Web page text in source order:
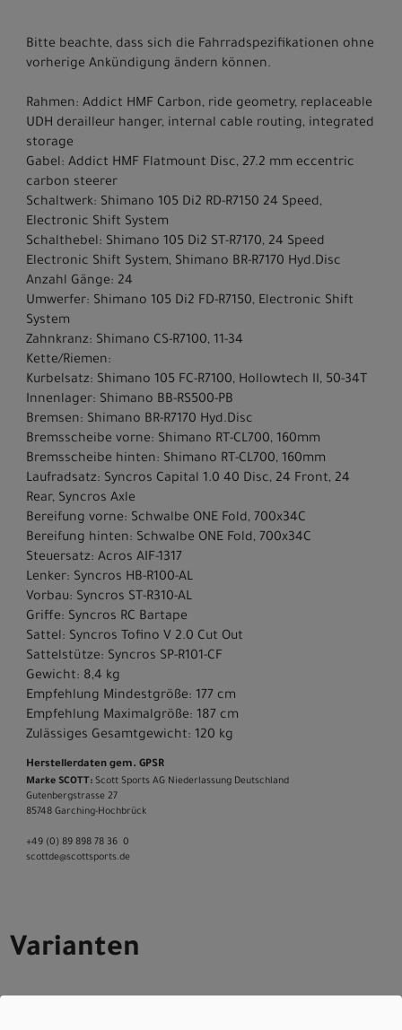
Bitte beachte, dass sich die Fahrradspezifikationen ohne
vorherige Ankündigung ändern können.
Rahmen: Addict HMF Carbon, ride geometry, replaceable
UDH derailleur hanger, internal cable routing, integrated
storage
Gabel: Addict HMF Flatmount Disc, 27.2 mm eccentric
carbon steerer
Schaltwerk: Shimano 105 Di2 RD-R7150 24 Speed,
Electronic Shift System
Schalthebel: Shimano 105 Di2 ST-R7170, 24 Speed
Electronic Shift System, Shimano BR-R7170 Hyd.Disc
Anzahl Gänge: 24
Umwerfer: Shimano 105 Di2 FD-R7150, Electronic Shift
System
Zahnkranz: Shimano CS-R7100, 11-34
Kette/Riemen:
Kurbelsatz: Shimano 105 FC-R7100, Hollowtech II, 50-34T
Innenlager: Shimano BB-RS500-PB
Bremsen: Shimano BR-R7170 Hyd.Disc
Bremsscheibe vorne: Shimano RT-CL700, 160mm
Bremsscheibe hinten: Shimano RT-CL700, 160mm
Laufradsatz: Syncros Capital 1.0 40 Disc, 24 Front, 24
Rear, Syncros Axle
Bereifung vorne: Schwalbe ONE Fold, 700x34C
Bereifung hinten: Schwalbe ONE Fold, 700x34C
Steuersatz: Acros AIF-1317
Lenker: Syncros HB-R100-AL
Vorbau: Syncros ST-R310-AL
Griffe: Syncros RC Bartape
Sattel: Syncros Tofino V 2.0 Cut Out
Sattelstütze: Syncros SP-R101-CF
Gewicht: 8,4 kg
Empfehlung Mindestgröße: 177 cm
Empfehlung Maximalgröße: 187 cm
Zulässiges Gesamtgewicht: 120 kg
Herstellerdaten gem. GPSR
Marke SCOTT: Scott Sports AG Niederlassung Deutschland
Gutenbergstrasse 27
85748 Garching-­Hochbrück
+49 (0) 89 898 78 36 ­ 0
scott­de@scott­sports.de
Varianten